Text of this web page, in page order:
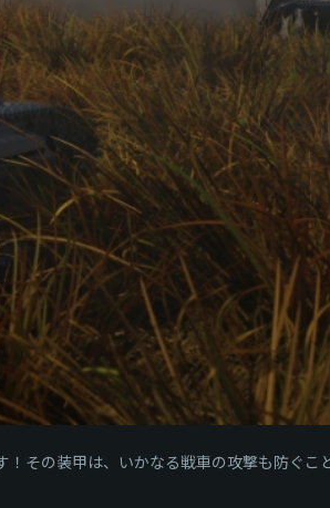
その装甲は、いかなる戦車の攻撃も防ぐ